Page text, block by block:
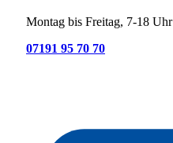
Montag bis Freitag, 7-18 Uhr
07191 95 70 70